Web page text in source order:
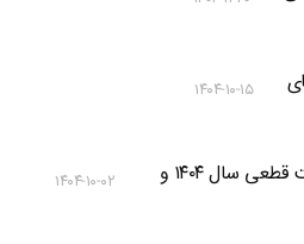
۱۴۰۴-۱۰-۱۵
درخواست پرداخت حق عضویت قطعی سال ۱۴۰۴ و
۱۴۰۴-۱۰-۰۲